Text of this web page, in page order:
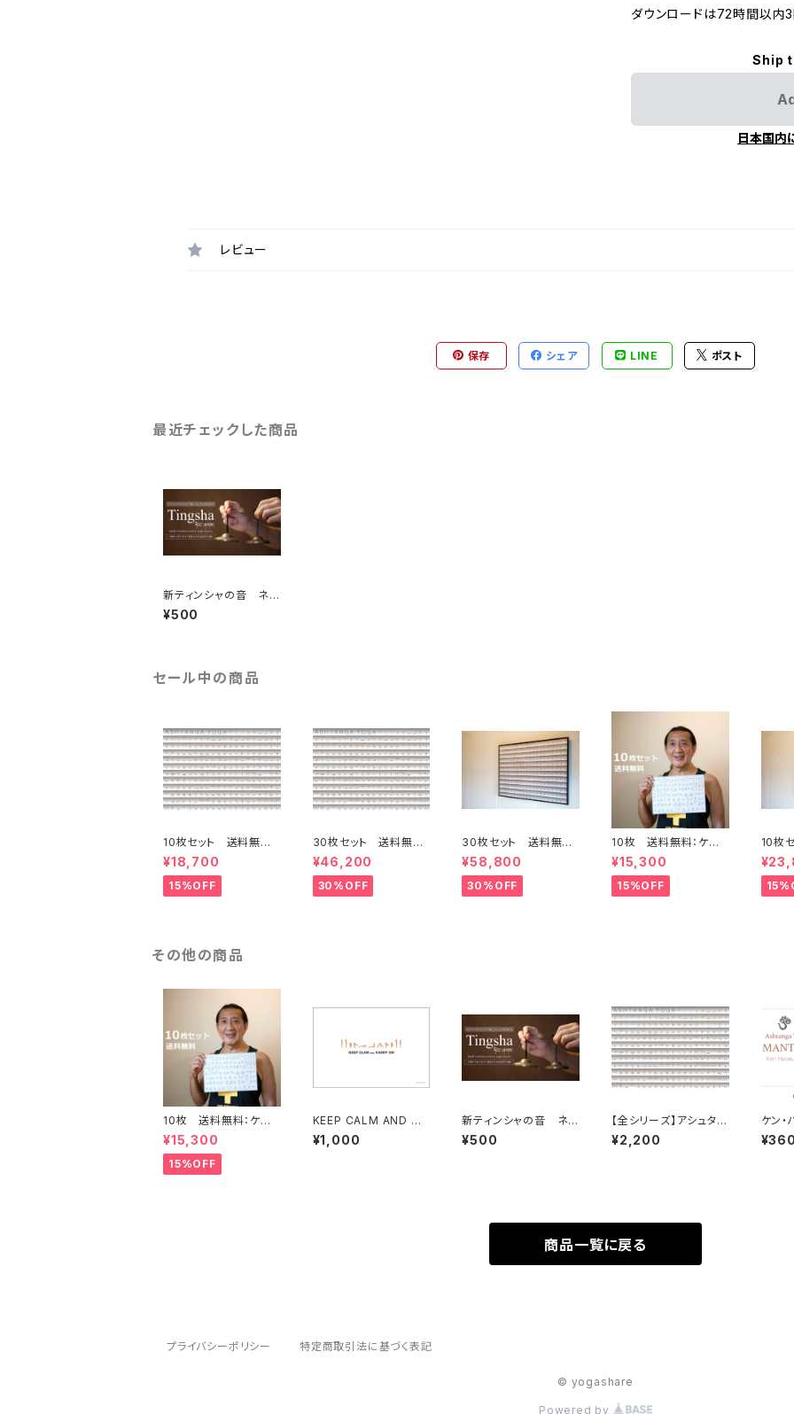
ダウンロードは72時間以内3
Ship
日本国内
レビュー
保存 シェア LINE ポスト
最近チェックした商品
新ティンシャの音 ネパ
ールから取り寄せ貴重
な音を高品質で収録
¥500
セール中の商品
10枚セット 送料無
料 アシュタンガヨガポ
スターS
¥18,700
15%OFF
30枚セット 送料無
料 アシュタンガヨガポ
スターS
¥46,200
30%OFF
30枚セット 送料無
料 アシュタンガヨガポ
スターL
¥58,800
30%OFF
10枚 送料無料：ケン・
ハラクマ先生監修 ア
シュタンガヨガ・シート
¥15,300
15%OFF
10枚
料 ア
スタ
その他の商品
10枚 送料無料：ケン・
ハラクマ先生監修 ア
シュタンガヨガ・シート
¥15,300
15%OFF
KEEP CALM AND CA
RRY ON メッセージカ
ード⑥（5枚セット）
¥1,000
新ティンシャの音 ネパ
ールから取り寄せ貴重
な音を高品質で収録
¥500
【全シリーズ】アシュタン
ガヨガポスターS（The
primary to advance
¥2,200
ケン
わりの
MP3
商品一覧に戻る
プライバシーポリシー 特定商取引法に基づく表記
© yogashare
Powered by